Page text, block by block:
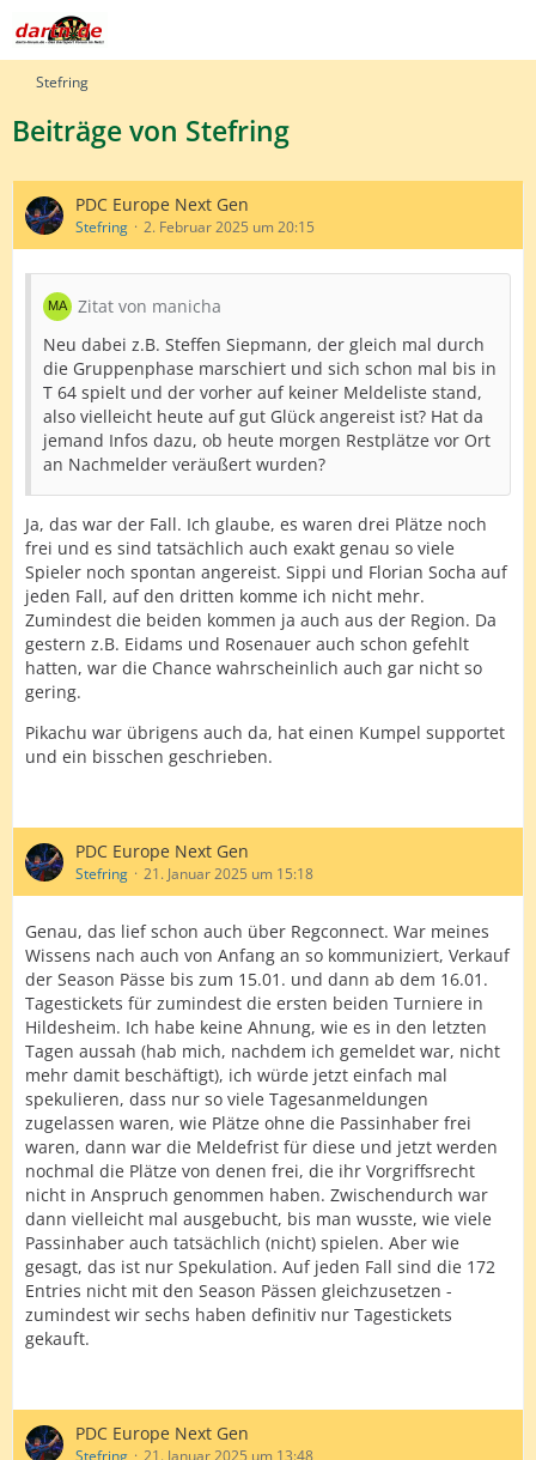
Stefring
Beiträge von Stefring
PDC Europe Next Gen
Stefring 2. Februar 2025 um 20:15
Zitat von manicha
Neu dabei z.B. Steffen Siepmann, der gleich mal durch
die Gruppenphase marschiert und sich schon mal bis in
T 64 spielt und der vorher auf keiner Meldeliste stand,
also vielleicht heute auf gut Glück angereist ist? Hat da
jemand Infos dazu, ob heute morgen Restplätze vor Ort
an Nachmelder veräußert wurden?
Ja, das war der Fall. Ich glaube, es waren drei Plätze noch
frei und es sind tatsächlich auch exakt genau so viele
Spieler noch spontan angereist. Sippi und Florian Socha auf
jeden Fall, auf den dritten komme ich nicht mehr.
Zumindest die beiden kommen ja auch aus der Region. Da
gestern z.B. Eidams und Rosenauer auch schon gefehlt
hatten, war die Chance wahrscheinlich auch gar nicht so
gering.
Pikachu war übrigens auch da, hat einen Kumpel supportet
und ein bisschen geschrieben.
PDC Europe Next Gen
Stefring 21. Januar 2025 um 15:18
Genau, das lief schon auch über Regconnect. War meines
Wissens nach auch von Anfang an so kommuniziert, Verkauf
der Season Pässe bis zum 15.01. und dann ab dem 16.01.
Tagestickets für zumindest die ersten beiden Turniere in
Hildesheim. Ich habe keine Ahnung, wie es in den letzten
Tagen aussah (hab mich, nachdem ich gemeldet war, nicht
mehr damit beschäftigt), ich würde jetzt einfach mal
spekulieren, dass nur so viele Tagesanmeldungen
zugelassen waren, wie Plätze ohne die Passinhaber frei
waren, dann war die Meldefrist für diese und jetzt werden
nochmal die Plätze von denen frei, die ihr Vorgriffsrecht
nicht in Anspruch genommen haben. Zwischendurch war
dann vielleicht mal ausgebucht, bis man wusste, wie viele
Passinhaber auch tatsächlich (nicht) spielen. Aber wie
gesagt, das ist nur Spekulation. Auf jeden Fall sind die 172
Entries nicht mit den Season Pässen gleichzusetzen -
zumindest wir sechs haben definitiv nur Tagestickets
gekauft.
PDC Europe Next Gen
Stefring 21. Januar 2025 um 13:48